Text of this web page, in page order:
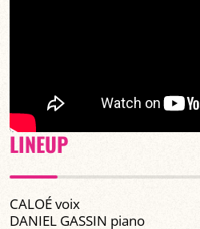
LINEUP
CALOÉ voix
DANIEL GASSIN piano